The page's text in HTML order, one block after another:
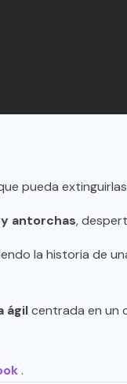
pueda
antorchas,
la historia de
ágilcentrada en un
.